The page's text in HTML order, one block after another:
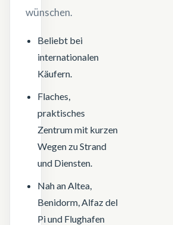
wünschen.
Beliebt bei
internationalen
Käufern.
Flaches,
praktisches
Zentrum mit kurzen
Wegen zu Strand
und Diensten.
Nah an Altea,
Benidorm, Alfaz del
Pi und Flughafen